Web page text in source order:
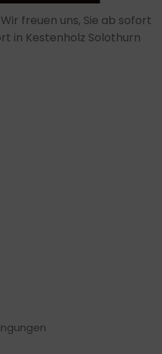
freuen uns, Sie ab sofort
in Kestenholz Solothurn